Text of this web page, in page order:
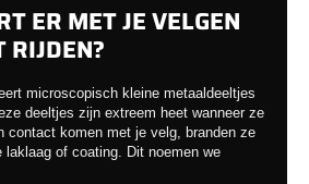
ER MET JE VELGEN
RIJDEN?
microscopisch kleine metaaldeeltjes
deeltjes zijn extreem heet wanneer ze
contact komen met je velg, branden ze
of coating. Dit noemen we